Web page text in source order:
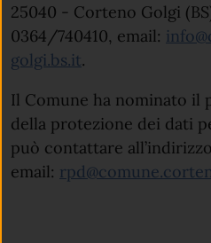
25040 - Corteno Golgi
0364/740410, email:
golgi.bs.it.
Il Comune ha nominato il
della protezione dei dati
può contattare all’indirizzo
email: